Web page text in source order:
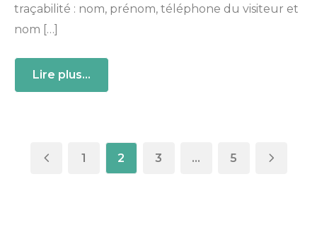
traçabilité : nom, prénom, téléphone du visiteur et
nom […]
Lire plus...
1 2 3 … 5